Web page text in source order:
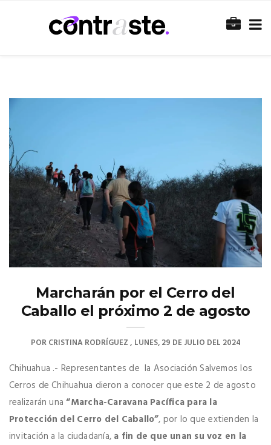
Marcharán por el Cerro del
Caballo el próximo 2 de agosto
PORCRISTINA RODRÍGUEZ LUNES, 29 DE JULIO DEL 2024
Chihuahua .- Representantes de la Asociación Salvemos los
Cerros de Chihuahua dieron a conocer que este 2 de agosto
realizarán una“Marcha-Caravana Pacífica para la
Protección del Cerro del Caballo”, por lo que extienden la
invitación a la ciudadanía, a fin de que unan su voz en la